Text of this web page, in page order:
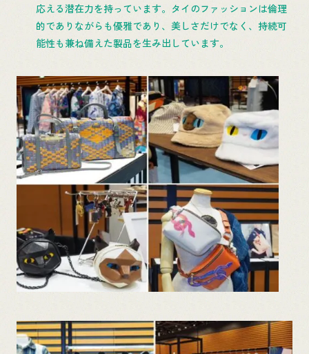
応える潜在力を持っています。タイのファッションは倫理
的でありながらも優雅であり、美しさだけでなく、持続可
能性も兼ね備えた製品を生み出しています。